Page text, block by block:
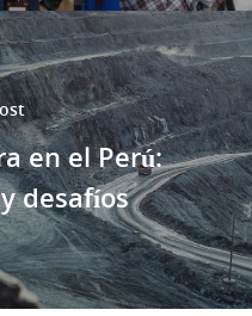
en el Perú:
desafíos